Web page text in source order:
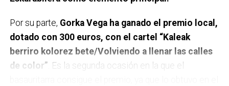
9:30 Torneo popular y federado de Tenis de mesa en
el polideportivo Urbi.
10:00 Diana de Gaiteros con B. Haizedoinu Gaiteroak.
10:30 Semifinales del campeonato Open de Bizkaia
2022 de pelota mano en los frontones de Artunduaga.
Por su parte, Gorka Vega ha ganado el premio local,
dotado con 300 euros, con el cartel “Kaleak
berriro kolorez bete/Volviendo a llenar las calles
de color” . Es la segunda ocasión en la que el